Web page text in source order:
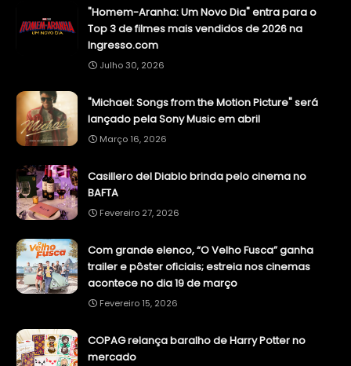
"Homem-Aranha: Um Novo Dia" entra para o
Top 3 de filmes mais vendidos de 2026 na
Ingresso.com
Julho 30, 2026
"Michael: Songs from the Motion Picture" será
lançado pela Sony Music em abril
Março 16, 2026
Casillero del Diablo brinda pelo cinema no
BAFTA
Fevereiro 27, 2026
Com grande elenco, “O Velho Fusca” ganha
trailer e pôster oficiais; estreia nos cinemas
acontece no dia 19 de março
Fevereiro 15, 2026
COPAG relança baralho de Harry Potter no
mercado